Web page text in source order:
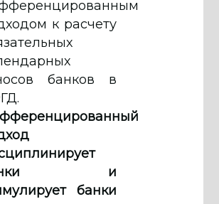
к расчету
банков в
и
банки